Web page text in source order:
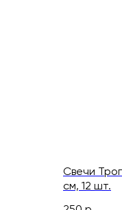
Свечи
см, 12 шт.